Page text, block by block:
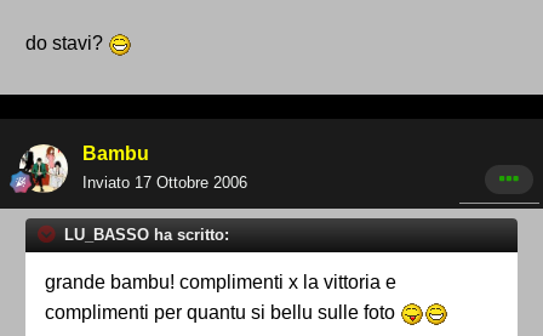
do stavi?
Bambu
Inviato 17 Ottobre 2006
LU_BASSO ha scritto:
grande bambu! complimenti x la vittoria e
complimenti per quantu si bellu sulle foto